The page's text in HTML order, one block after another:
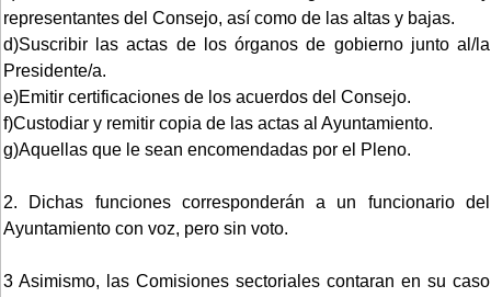
representantes del Consejo, así como de las altas y bajas.
d)Suscribir las actas de los órganos de gobierno junto al/la
Presidente/a.
e)Emitir certificaciones de los acuerdos del Consejo.
f)Custodiar y remitir copia de las actas al Ayuntamiento.
g)Aquellas que le sean encomendadas por el Pleno.
2. Dichas funciones corresponderán a un funcionario del
Ayuntamiento con voz, pero sin voto.
3 Asimismo, las Comisiones sectoriales contaran en su caso